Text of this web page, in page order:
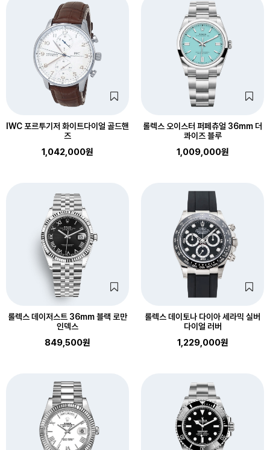
IWC 포르투기저 화이트다이얼 골드핸
즈
1,042,000원
롤렉스 오이스터 퍼페츄얼 36mm 더
콰이즈 블루
1,009,000원
롤렉스 데이저스트 36mm 블랙 로만
인덱스
849,500원
롤렉스 데이토나 다이아 세라믹 실버
다이얼 러버
1,229,000원